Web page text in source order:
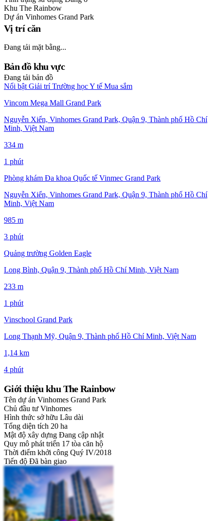
Khu The Rainbow
Dự án Vinhomes Grand Park
Vị trí căn
Đang tải mặt bằng...
Bản đồ khu vực
Đang tải bản đồ
Nổi bật Giải trí Trường họcY tế Mua sắm
Vincom Mega Mall Grand Park
Nguyễn Xiển, Vinhomes Grand Park, Quận 9, Thành phố Hồ Chí
Minh, Việt Nam
334 m
1 phút
Phòng khám Đa khoa Quốc tế Vinmec Grand Park
Nguyễn Xiển, Vinhomes Grand Park, Quận 9, Thành phố Hồ Chí
Minh, Việt Nam
985 m
3 phút
Quảng trường Golden Eagle
Long Bình, Quận 9, Thành phố Hồ Chí Minh, Việt Nam
233 m
1 phút
Vinschool Grand Park
Long Thạnh Mỹ, Quận 9, Thành phố Hồ Chí Minh, Việt Nam
1,14 km
4 phút
Giới thiệu khu The Rainbow
Tên dự án Vinhomes Grand Park
Chủ đầu tư Vinhomes
Hình thức sở hữu Lâu dài
Tổng diện tích 20 ha
Mật độ xây dựng Đang cập nhật
Quy mô phát triển 17 tòa căn hộ
Thời điểm khởi công Quý IV/2018
Tiến độ Đã bàn giao